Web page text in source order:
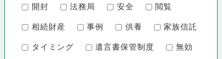
開封 法務局 安全 閲覧
相続財産 事例 供養 家族信託
タイミング 遺言書保管制度 無効